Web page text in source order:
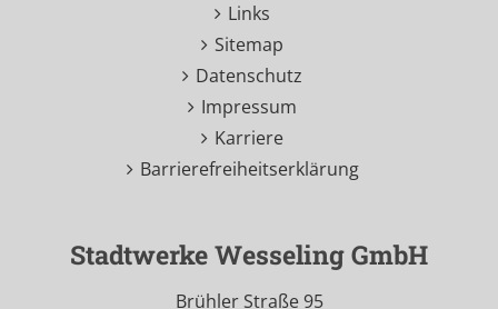
Links
Sitemap
Datenschutz
Impressum
Karriere
Barrierefreiheitserklärung
Stadtwerke Wesseling GmbH
Brühler Straße 95